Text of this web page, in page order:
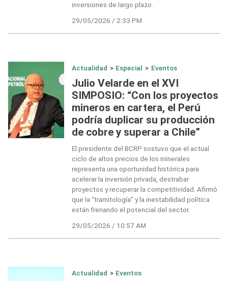
inversiones de largo plazo.
29/05/2026 / 2:33 PM
Actualidad > Especial > Eventos
Julio Velarde en el XVI
SIMPOSIO: “Con los proyectos
mineros en cartera, el Perú
podría duplicar su producción
de cobre y superar a Chile”
El presidente del BCRP sostuvo que el actual
ciclo de altos precios de los minerales
representa una oportunidad histórica para
acelerar la inversión privada, destrabar
proyectos y recuperar la competitividad. Afirmó
que la “tramitología” y la inestabilidad política
están frenando el potencial del sector.
29/05/2026 / 10:57 AM
Actualidad > Eventos